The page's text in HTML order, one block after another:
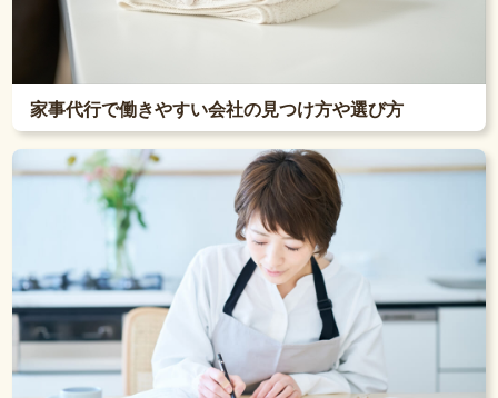
家事代行で働きやすい会社の見つけ方や選び方